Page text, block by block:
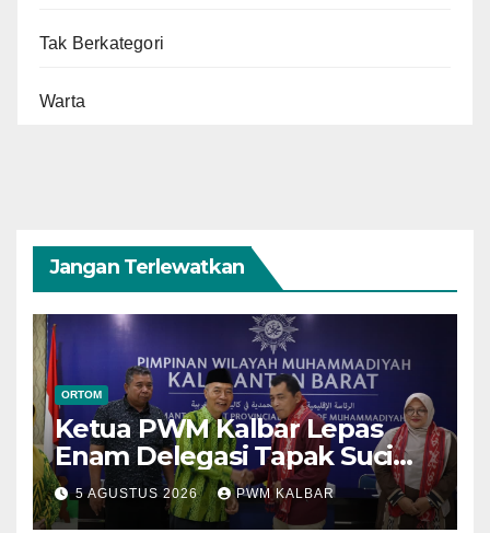
Tak Berkategori
Warta
Jangan Terlewatkan
ORTOM
Ketua PWM Kalbar Lepas
Enam Delegasi Tapak Suci
Menuju Muktamar XVI di
Semarang
5 AGUSTUS 2026 PWM KALBAR